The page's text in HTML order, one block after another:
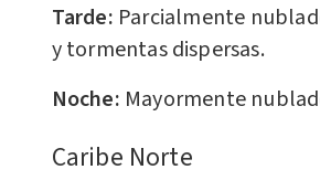
Tarde: Parcialmente
y tormentas dispersas.
Noche: Mayormente
Caribe Norte